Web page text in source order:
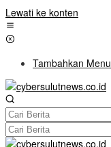
Lewati ke konten
Tambahkan Menu